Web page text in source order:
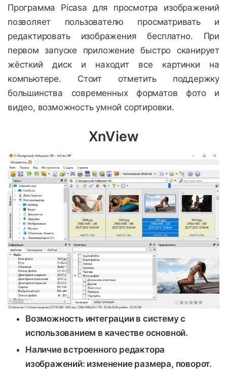
Программа Picasa для просмотра изображений
позволяет пользователю просматривать и
редактировать изображения бесплатно. При
первом запуске приложение быстро сканирует
жёсткий диск и находит все картинки на
компьютере. Стоит отметить поддержку
большинства современных форматов фото и
видео, возможность умной сортировки.
XnView
Возможность интеграции в систему с
использованием в качестве основной.
Наличие встроенного редактора
изображений: изменение размера, поворот.